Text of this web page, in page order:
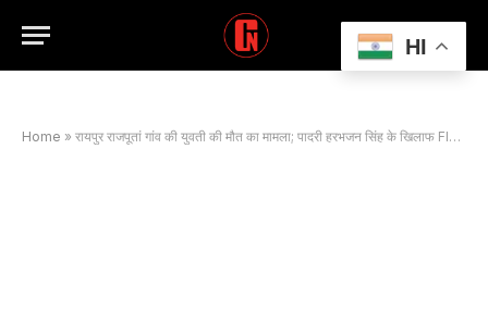
Home » रायपुर राजपूतां गांव की युवती की मौत का मामला; पादरी हरभजन सिंह के खिलाफ FIR दर्ज
HI